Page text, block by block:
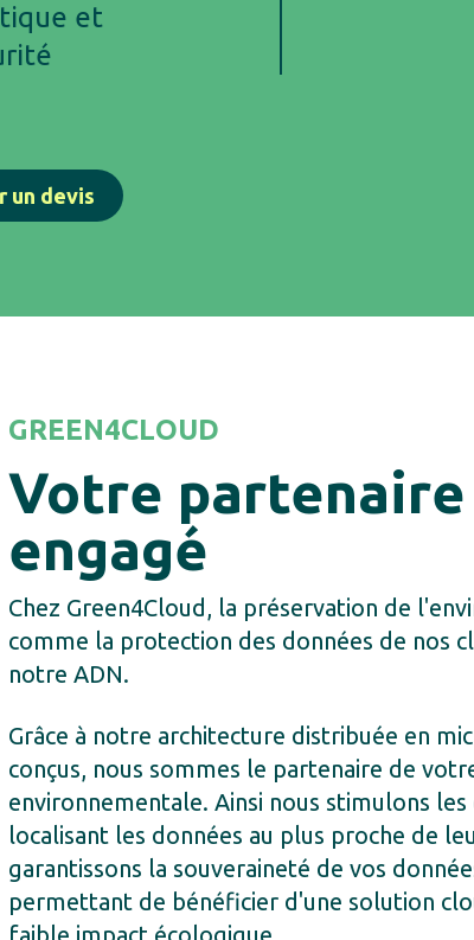
et
un devis
GREEN4CLOUD
Votre
engagé
Chez Green4Cloud, la préservation de
comme la protection des données de nos
notre ADN.
Grâce à notre architecture distribuée en
conçus, nous sommes le partenaire de
environnementale. Ainsi nous stimulons
localisant les données au plus proche de
garantissons la souveraineté de vos
permettant de bénéficier d'une solution